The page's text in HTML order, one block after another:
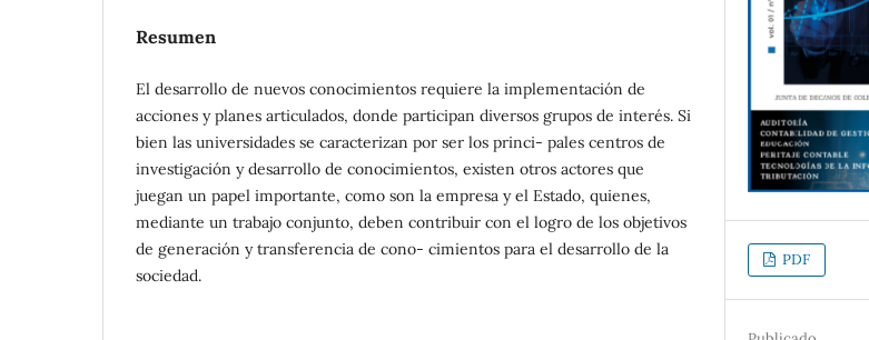
Resumen
El desarrollo de nuevos conocimientos requiere la implementación de
acciones y planes articulados, donde participan diversos grupos de interés. Si
bien las universidades se caracterizan por ser los princi- pales centros de
investigación y desarrollo de conocimientos, existen otros actores que
juegan un papel importante, como son la empresa y el Estado, quienes,
mediante un trabajo conjunto, deben contribuir con el logro de los objetivos
de generación y transferencia de cono- cimientos para el desarrollo de la
sociedad.
PDF